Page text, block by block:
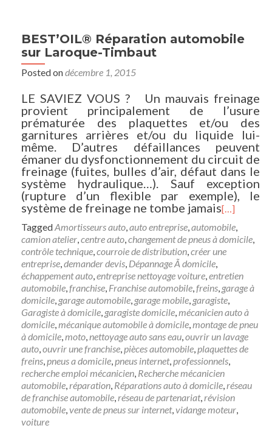
BEST’OIL® Réparation automobile
sur Laroque-Timbaut
Posted ondécembre 1, 2015
LE SAVIEZ VOUS ? Un mauvais freinage
provient principalement de l’usure
prématurée des plaquettes et/ou des
garnitures arrières et/ou du liquide lui-
même. D’autres défaillances peuvent
émaner du dysfonctionnement du circuit de
freinage (fuites, bulles d’air, défaut dans le
système hydraulique…). Sauf exception
(rupture d’un flexible par exemple), le
système de freinage ne tombe jamais[…]
TaggedAmortisseurs auto,auto entreprise,automobile,
camion atelier,centre auto,changement de pneus à domicile,
contrôle technique,courroie de distribution,créer une
entreprise,demander devis, Dépannage Ã domicile,
échappement auto,entreprise nettoyage voiture,entretien
automobile,franchise, Franchise automobile,freins, garage à
domicile, garage automobile, garage mobile, garagiste,
Garagiste à domicile, garagiste domicile,mécanicien auto à
domicile,mécanique automobile à domicile,montage de pneu
à domicile,moto,nettoyage auto sans eau,ouvrir un lavage
auto,ouvrir une franchise,pièces automobile,plaquettes de
freins,pneus a domicile,pneus internet,professionnels,
recherche emploi mécanicien, Recherche mécanicien
automobile,réparation, Réparations auto à domicile,réseau
de franchise automobile,réseau de partenariat,révision
automobile,vente de pneus sur internet,vidange moteur,
voiture